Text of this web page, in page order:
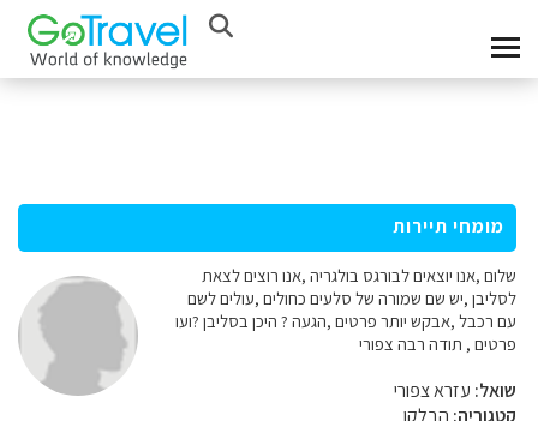
מומחי תיירות
שלום ,אנו יוצאים לבורגס בולגריה ,אנו רוצים לצאת
לסליבן ,יש שם שמורה של סלעים כחולים ,עולים לשם
עם רכבל ,אבקש יותר פרטים ,הגעה ? היכן בסליבן ?ועו
פרטים , תודה רבה צפורי
שואל: עזרא צפורי
קטגוריה: הבלקן